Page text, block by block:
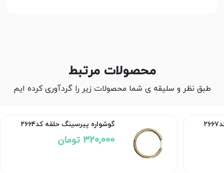
محصولات مرتبط
طبق نظر و سلیقه ی شما محصولات زیر را گردآوری کرده ایم
گوشواره پیرسینگ حلقه کد۲۶۶۴
320,000 تومان